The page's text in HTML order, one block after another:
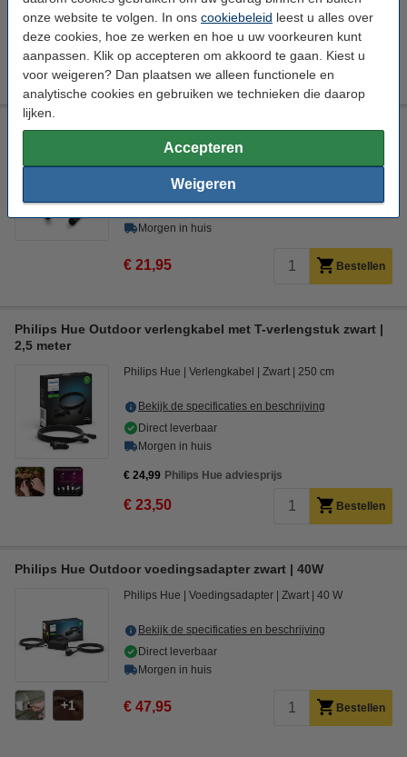
onze website te volgen. In ons cookiebeleid leest u alles over
deze cookies, hoe ze werken en hoe u uw voorkeuren kunt
aanpassen. Klik op accepteren om akkoord te gaan. Kiest u
voor weigeren? Dan plaatsen we alleen functionele en
analytische cookies en gebruiken we technieken die daarop
lijken.
Accepteren
Weigeren
Morgen in huis
Bestellen
Innr Outdoor verlengkabel 5 meter | IP67 | Zwart
Verlengkabel Zwart
Bekijk de specificaties en beschrijving
Morgen in huis
€ 21,95 Bestellen
Philips Hue Outdoor verlengkabel met T-verlengstuk zwart |
2,5 meter
Philips Hue Verlengkabel Zwart 250 cm
Bekijk de specificaties en beschrijving
Direct leverbaar
Morgen in huis
€ 24,99 Philips Hue adviesprijs
€ 23,50 Bestellen
Philips Hue Outdoor voedingsadapter zwart | 40W
1
Philips Hue Voedingsadapter Zwart 40 W
Bekijk de specificaties en beschrijving
Direct leverbaar
Morgen in huis
€ 47,95 Bestellen